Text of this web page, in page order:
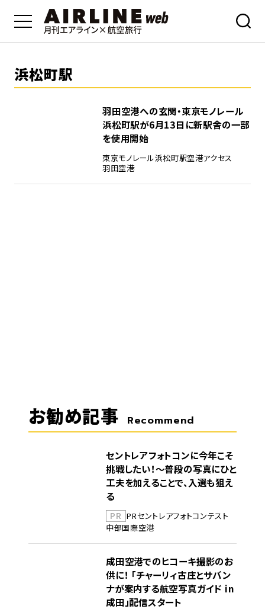
浜松町駅
羽田空港への玄関・東京モノレール
浜松町駅が6月13日に新駅舎の一部
を使用開始
東京モノレール浜松町駅空港アクセス
羽田空港
お勧め記事 Recommend
セントレアフォトコンに今年こそ
挑戦したい！～普段の写真にひと
工夫を加えることで、入選も狙え
る
PR PRセントレアフォトコンテスト
中部国際空港
成田空港でのヒコーキ撮影のお
供に！ 「チャーリィ古庄とサバン
ナが案内する航空写真ガイド in
成田」配信スタート